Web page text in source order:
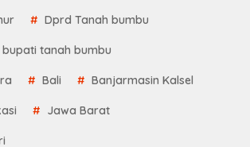
Dprd Tanah bumbu
bupati tanah bumbu
Bali Banjarmasin Kalsel
Jawa Barat